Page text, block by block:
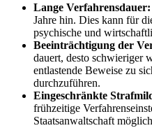
Lange Verfahrensdauer:
Jahre hin. Dies kann für
psychische und
Beeinträchtigung der
dauert, desto schwieriger
entlastende Beweise zu
durchzuführen.
Eingeschränkte
frühzeitige
Staatsanwaltschaft